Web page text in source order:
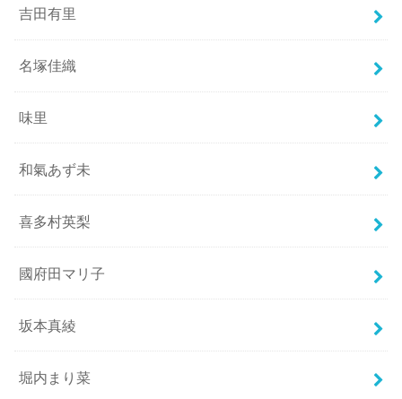
吉田有里
名塚佳織
味里
和氣あず未
喜多村英梨
國府田マリ子
坂本真綾
堀内まり菜